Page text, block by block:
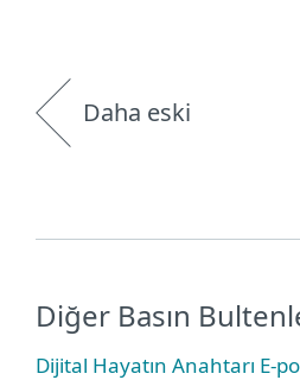
Daha eski
Diğer Basın
Dijital Hayatın Anahtarı E-